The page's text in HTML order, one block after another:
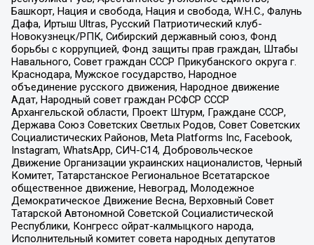
Башкорт, Нация и свобода, Нация и свобода, W.H.С., Фалунь
Дафа, Иртыш Ultras, Русский Патриотический клуб-
Новокузнецк/РПК, Сибирский державный союз, Фонд
борьбы с коррупцией, Фонд защиты прав граждан, Штабы
Навального, Совет граждан СССР Прикубанского округа г.
Краснодара, Мужское государство, Народное
объединение русского движения, Народное движение
Адат, Народный совет граждан РСФСР СССР
Архангельской области, Проект Штурм, Граждане СССР,
Держава Союз Советских Светлых Родов, Совет Советских
Социалистических Районов, Meta Platforms Inc, Facebook,
Instagram, WhatsApp, СИЧ-С14, Добровольческое
Движение Организации украинских националистов, Черный
Комитет, Татарстанское Региональное Всетатарское
общественное движение, Невоград, Молодежное
Демократическое Движение Весна, Верховный Совет
Татарской Автономной Советской Социалистической
Республики, Конгресс ойрат-калмыцкого народа,
Исполнительный комитет совета народных депутатов